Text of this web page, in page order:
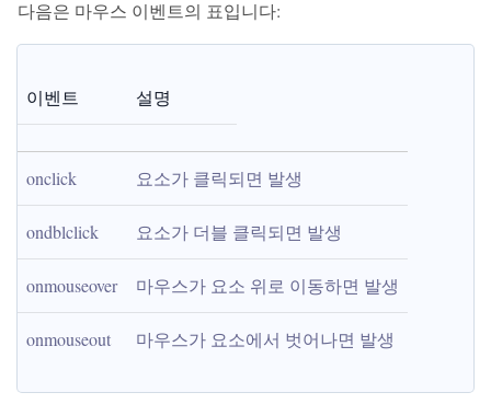
다음은 마우스 이벤트의 표입니다:
이벤트 설명
onclick 요소가 클릭되면 발생
ondblclick 요소가 더블 클릭되면 발생
onmouseover 마우스가 요소 위로 이동하면 발생
onmouseout 마우스가 요소에서 벗어나면 발생